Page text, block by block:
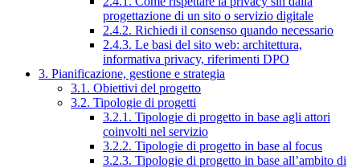
progettazione di un sito o servizio digitale
2.4.2. Richiedi il consenso quando necessario
2.4.3. Le basi del sito web: architettura,
informativa privacy, riferimenti DPO
3. Pianificazione, gestione e strategia
3.1. Obiettivi del progetto
3.2. Tipologie di progetti
3.2.1. Tipologie di progetto in base agli attori
coinvolti nel servizio
3.2.2. Tipologie di progetto in base al focus
3.2.3. Tipologie di progetto in base all’ambito di